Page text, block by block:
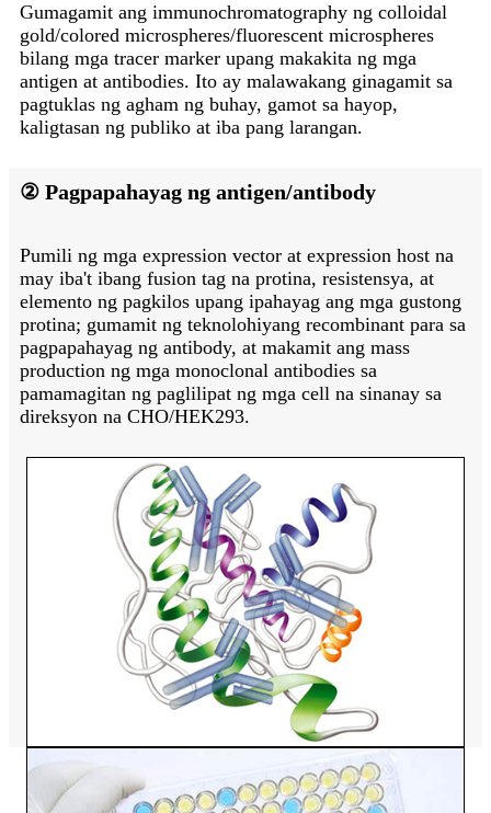
Gumagamit ang immunochromatography ng colloidal
gold/colored microspheres/fluorescent microspheres
bilang mga tracer marker upang makakita ng mga
antigen at antibodies. Ito ay malawakang ginagamit sa
pagtuklas ng agham ng buhay, gamot sa hayop,
kaligtasan ng publiko at iba pang larangan.
② Pagpapahayag ng antigen/antibody
Pumili ng mga expression vector at expression host na
may iba't ibang fusion tag na protina, resistensya, at
elemento ng pagkilos upang ipahayag ang mga gustong
protina; gumamit ng teknolohiyang recombinant para sa
pagpapahayag ng antibody, at makamit ang mass
production ng mga monoclonal antibodies sa
pamamagitan ng paglilipat ng mga cell na sinanay sa
direksyon na CHO/HEK293.